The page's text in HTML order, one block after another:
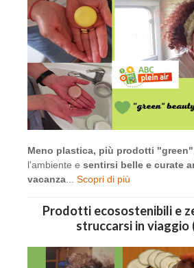
Meno plastica, più prodotti "green"
l'ambiente e sentirsi belle e curate
vacanza... Scopri di più
Prodotti ecosostenibili e
struccarsi in viaggio